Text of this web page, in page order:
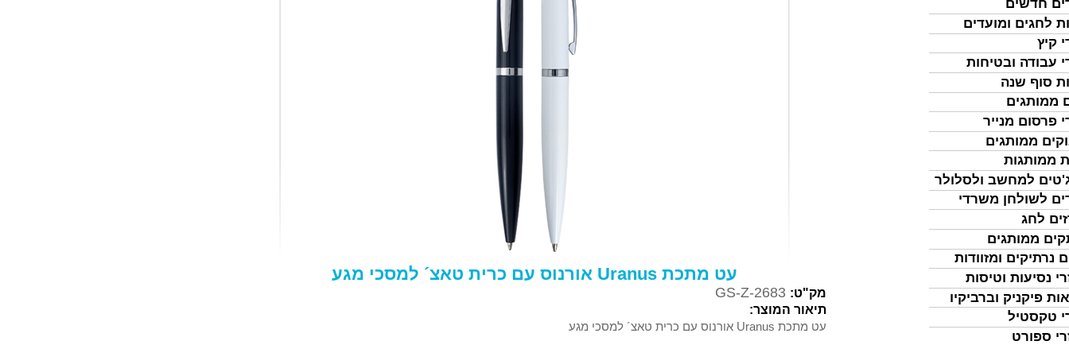
חדשים
לחגים ומועדים
קיץ
עבודה ובטיחות
סוף שנה
ממותגים
פרסום מנייר
ממותגים
ממותגות
למחשב ולסלולר
לשולחן משרדי
לחג
ממותגים
נרתיקים ומזוודות
נסיעות וטיסות
פיקניק וברביקיו
טקסטיל
ספורט
עט מתכת Uranus אורנוס עם כרית טאצ´ למסכי מגע
מק"ט: GS-Z-2683
תיאור המוצר:
עט מתכת Uranus אורנוס עם כרית טאצ´ למסכי מגע